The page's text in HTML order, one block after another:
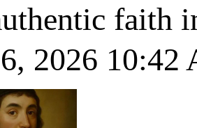
faith
2026 10:42